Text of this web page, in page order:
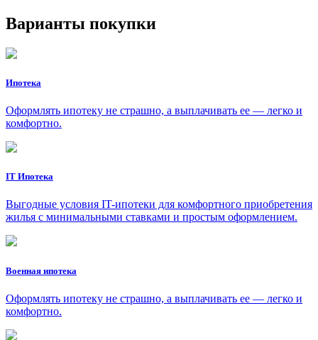
Варианты покупки
Ипотека
Оформлять ипотеку не страшно, а выплачивать ее — легко и
комфортно.
IT Ипотека
Выгодные условия IT-ипотеки для комфортного приобретения
жилья с минимальными ставками и простым оформлением.
Военная ипотека
Оформлять ипотеку не страшно, а выплачивать ее — легко и
комфортно.